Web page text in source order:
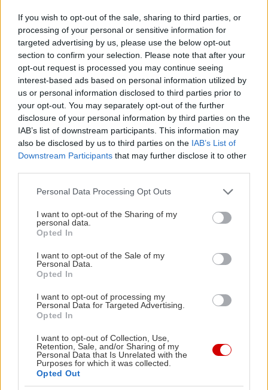
If you wish to opt-out of the sale, sharing to third parties, or
processing of your personal or sensitive information for
targeted advertising by us, please use the below opt-out
section to confirm your selection. Please note that after your
opt-out request is processed you may continue seeing
interest-based ads based on personal information utilized by
us or personal information disclosed to third parties prior to
your opt-out. You may separately opt-out of the further
disclosure of your personal information by third parties on the
IAB’s list of downstream participants. This information may
also be disclosed by us to third parties on the IAB’s List of
Downstream Participants that may further disclose it to other
Please note that this website/app uses one or more Google
not limited to your visit or usage behaviour. You may click to
grant or deny consent to Google and its third-party tags to
use your data for below specified purposes in below Google
consent section.
Personal Data Processing Opt Outs
I want to opt-out of the Sharing of my
personal data.
Opted In
I want to opt-out of the Sale of my
Personal Data.
Opted In
I want to opt-out of processing my
Personal Data for Targeted Advertising.
Opted In
I want to opt-out of Collection, Use,
Retention, Sale, and/or Sharing of my
Personal Data that Is Unrelated with the
Purposes for which it was collected.
Opted Out
Nicosia Suites, στη Λευκωσία: Μεγάλα,
φωτεινά στούντιο με μπαλκόνια στο κέντρο της
πόλης. Στις παροχές τους περιλαμβάνονται
δορυφορική τηλεόραση και δωρεάν wi-fi. Οι τιμές
κυμαίνονται στα 75€ για το deluxe studio.
Κρατήσεις πραγματοποιούνται καιμέσω του
Booking, από εδώ.
Marianna Hotel Apartments, στη Λεμεσό:
Όμορφα ευρύχωρα στούντιο με μπαλκόνι με θέα
στον κήπο, καθιστικό με καναπέ, δορυφορική
τηλεόραση και μικρή κουζίνα. Οι τιμές
κυμαίνονται στα 60€ το δίκλινο, ενώ κρατήσεις
Themis House
κουκλίστικα χωριά του Τροόδου, προσφέρει λιτά
αλλά περιποιημένα στούντιο με μπαλκονάκια που
Στις παροχές τους περιλαμβάνονται εξοπλισμένη
κουζίνα και δορυφορική τηλεόραση. Οι τιμές
κυμαίνονται στα 50€ το δίκλινο. Κρατήσεις